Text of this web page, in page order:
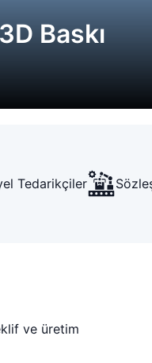
3D Baskı
Tedarikçiler
ve üretim